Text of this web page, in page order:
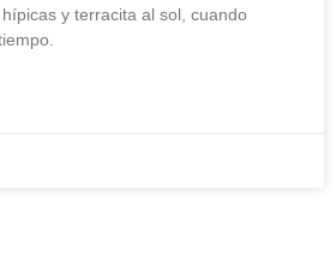
y terracita al sol, cuando